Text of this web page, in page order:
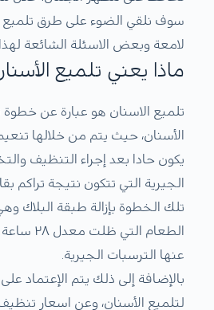
سوف نلقي الضوء على طرق تلميع
لامعة وبعض الاسئلة الشائعة
ماذا يعني تلميع
تلميع الاسنان هو عبارة عن
الأسنان، حيث يتم من خلالها
يكون حادا بعد إجراء التنظيف
الجيرية التي تتكون نتيجة تراكم
تلك الخطوة بإزالة طبقة البلاك
الطعام
عنها الترسبات الجيرية.
بالإضافة إلى ذلك يتم الإعتماد
لتلميع الأسنان، وعن اسعار